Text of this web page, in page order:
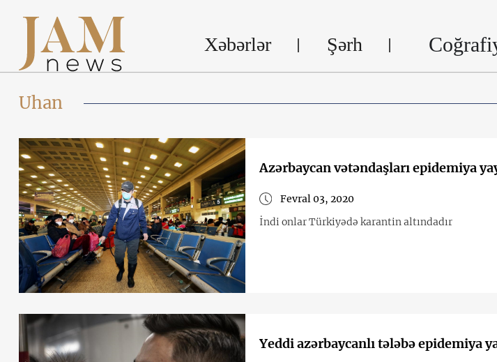
Xəbərlər Şərh
Uhan
Azərbaycan vətəndaşları epidemiya
Fevral 03, 2020
İndi onlar Türkiyədə karantin altındadır
Yeddi azərbaycanlı tələbə epidemiya